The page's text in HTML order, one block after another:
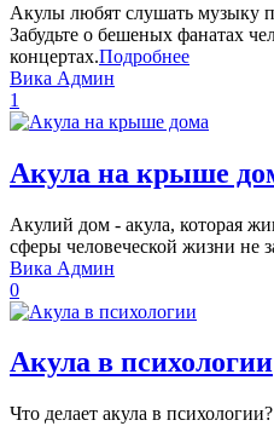
Акулы любят слушать музыку
Забудьте о бешеных фанатах
концертах.Подробнее
Вика Админ
1
Акула на крыше
Акулий дом - акула, которая
сферы человеческой жизни не
Вика Админ
0
Акула в психологии
Что делает акула в